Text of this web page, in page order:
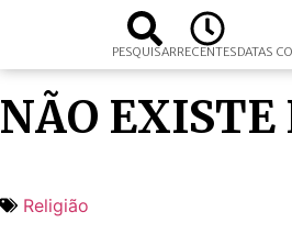
PESQUISARRECENTESDATAS
NÃO EXISTE
Religião